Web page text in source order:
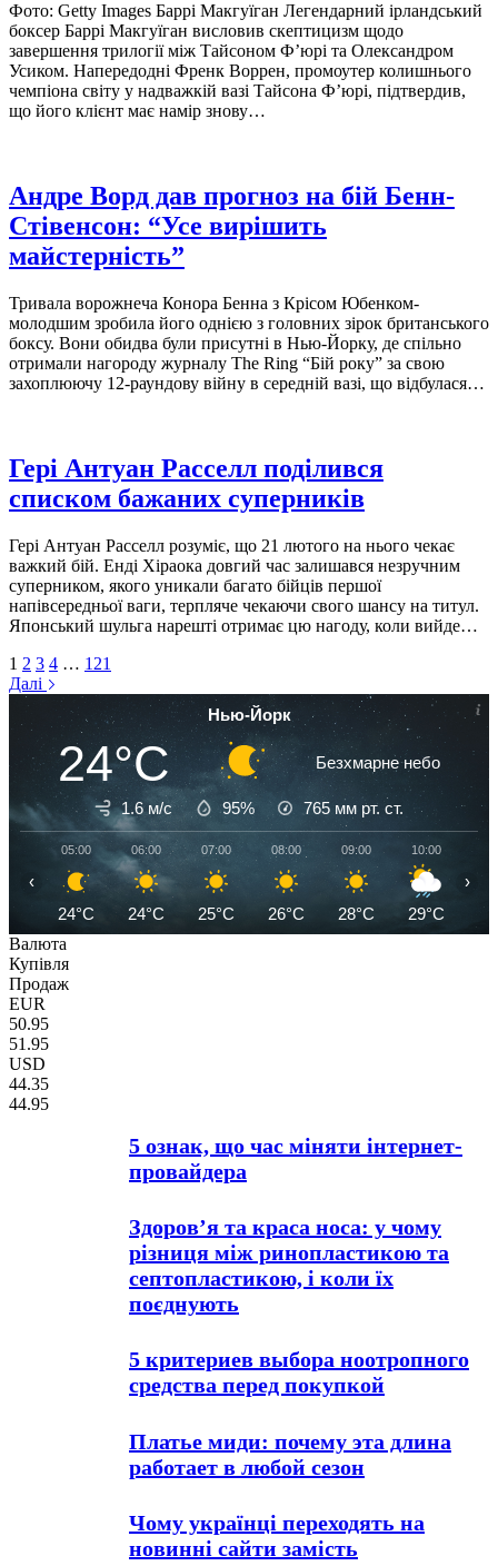
Фото: Getty Images Баррі Макгуїган Легендарний ірландський
боксер Баррі Макгуїган висловив скептицизм щодо
завершення трилогії між Тайсоном Ф’юрі та Олександром
Усиком. Напередодні Френк Воррен, промоутер колишнього
чемпіона світу у надважкій вазі Тайсона Ф’юрі, підтвердив,
що його клієнт має намір знову…
Андре Ворд дав прогноз на бій Бенн-
Стівенсон: “Усе вирішить
майстерність”
Тривала ворожнеча Конора Бенна з Крісом Юбенком-
молодшим зробила його однією з головних зірок британського
боксу. Вони обидва були присутні в Нью-Йорку, де спільно
отримали нагороду журналу The Ring “Бій року” за свою
захоплюючу 12-раундову війну в середній вазі, що відбулася…
Гері Антуан Расселл поділився
списком бажаних суперників
Гері Антуан Расселл розуміє, що 21 лютого на нього чекає
важкий бій. Енді Хіраока довгий час залишався незручним
суперником, якого уникали багато бійців першої
напівсередньої ваги, терпляче чекаючи свого шансу на титул.
Японський шульга нарешті отримає цю нагоду, коли вийде…
1 2 3 4 … 121
Далі
Нью-Йорк
24°C Безхмарне небо
1.6 м/с 95% 765 мм рт. ст.
05:00
24°C
06:00
24°C
07:00
25°C
08:00
26°C
09:00
28°C
10:00
29°C
‹ ›
Валюта
Купівля
Продаж
EUR
50.95
51.95
USD
44.35
44.95
5 ознак, що час міняти інтернет-
провайдера
Здоров’я та краса носа: у чому
різниця між ринопластикою та
септопластикою, і коли їх
поєднують
5 критериев выбора ноотропного
средства перед покупкой
Платье миди: почему эта длина
работает в любой сезон
Чому українці переходять на
новинні сайти замість